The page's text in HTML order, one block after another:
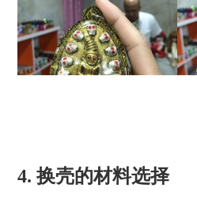
4. 换壳的材料选择